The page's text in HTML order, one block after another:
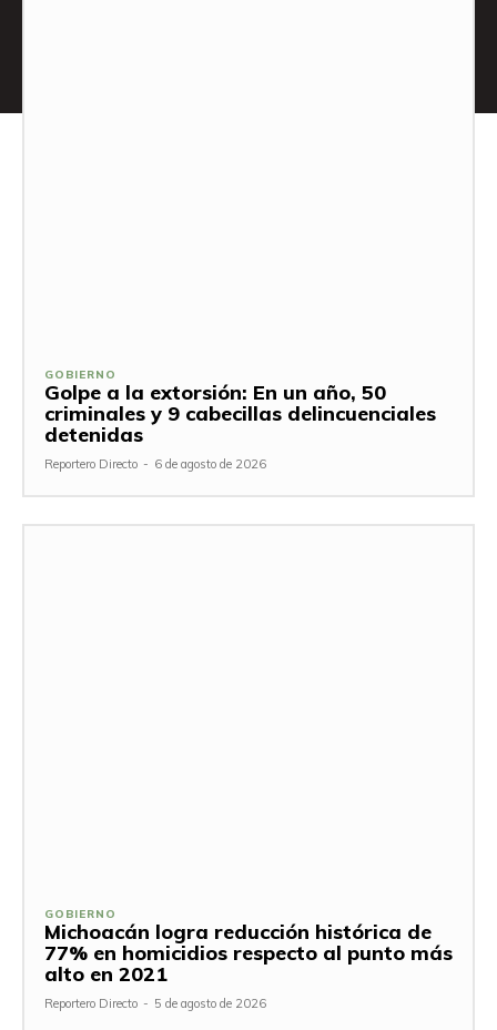
GOBIERNO
Golpe a la extorsión: En un año, 50
criminales y 9 cabecillas delincuenciales
detenidas
Reportero Directo - 6 de agosto de 2026
GOBIERNO
Michoacán logra reducción histórica de
77% en homicidios respecto al punto más
alto en 2021
Reportero Directo - 5 de agosto de 2026